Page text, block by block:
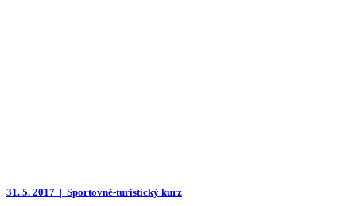
31. 5. 2017 | Sportovně-turistický kurz